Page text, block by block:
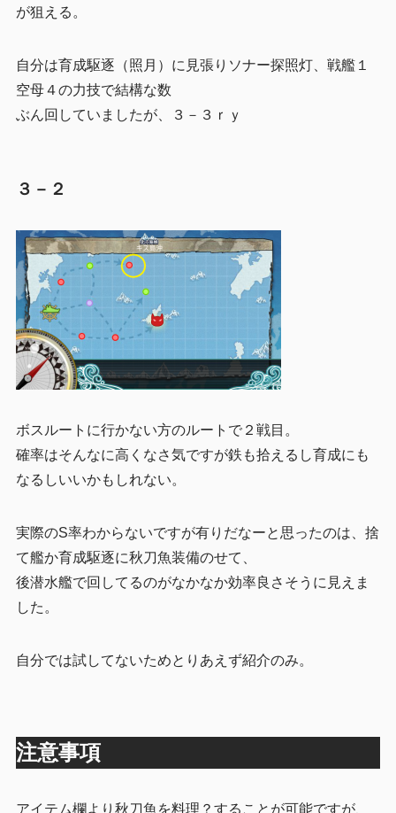
が狙える。
自分は育成駆逐（照月）に見張りソナー探照灯、戦艦１
空母４の力技で結構な数
ぶん回していましたが、３－３ｒｙ
３－２
ボスルートに行かない方のルートで２戦目。
確率はそんなに高くなさ気ですが鉄も拾えるし育成にも
なるしいいかもしれない。
実際のS率わからないですが有りだなーと思ったのは、捨
て艦か育成駆逐に秋刀魚装備のせて、
後潜水艦で回してるのがなかなか効率良さそうに見えま
した。
自分では試してないためとりあえず紹介のみ。
注意事項
アイテム欄より秋刀魚を料理？することが可能ですが、